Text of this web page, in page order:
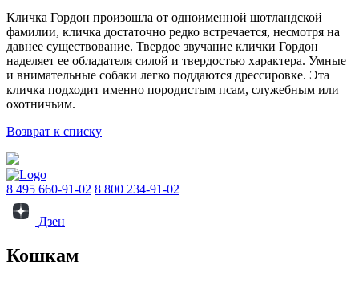
Кличка Гордон произошла от одноименной шотландской
фамилии, кличка достаточно редко встречается, несмотря на
давнее существование. Твердое звучание клички Гордон
наделяет ее обладателя силой и твердостью характера. Умные
и внимательные собаки легко поддаются дрессировке. Эта
кличка подходит именно породистым псам, служебным или
охотничьим.
Возврат к списку
8 495 660-91-02 8 800 234-91-02
Дзен
Кошкам